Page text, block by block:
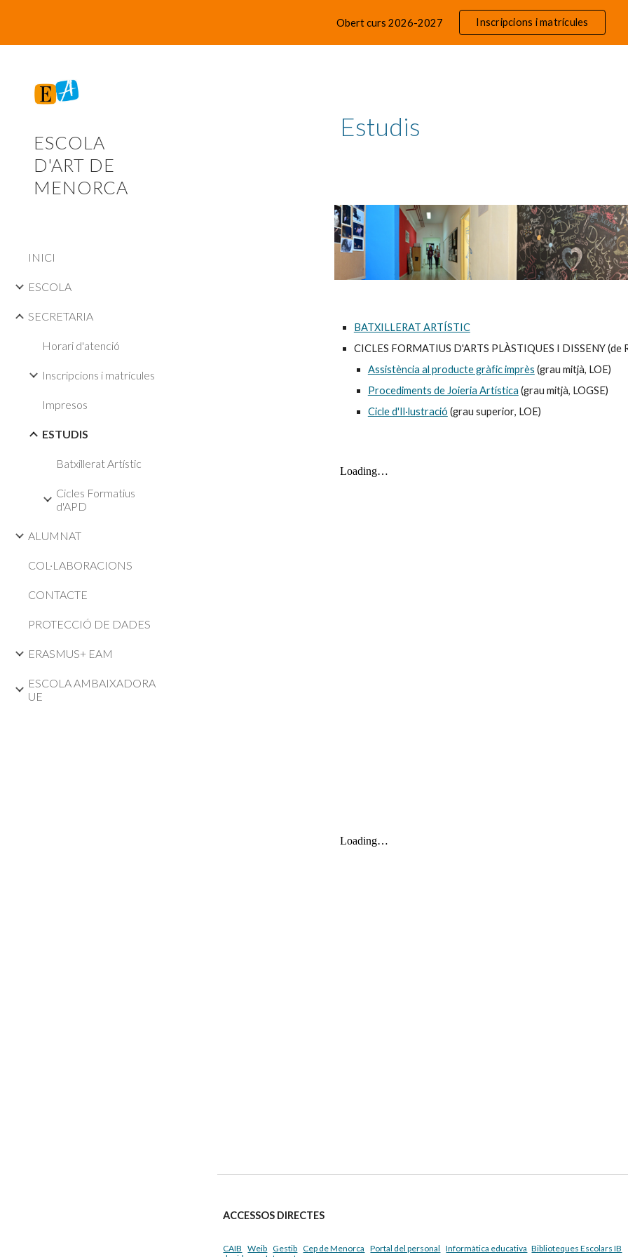
Skip to main content Skip to
Obert curs 2026-2027 Inscripcions i matrícules
ESCOLA
D'ART DE
MENORCA
INICI
ESCOLA
SECRETARIA
Horari d'atenció
Inscripcions i matrícules
Impresos
ESTUDIS
Batxillerat Artístic
Cicles Formatius
d'APD
ALUMNAT
COL·LABORACIONS
CONTACTE
PROTECCIÓ DE DADES
ERASMUS+ EAM
ESCOLA AMBAIXADORA
UE
Estudis
BATXILLERAT ARTÍSTIC
CICLES FORMATIUS D'ARTS PLÀSTIQUES I DISSENY (de
Assistència al producte gràfic imprès (grau mitjà, LOE)
Procediments de Joieria Artística (grau mitjà, LOGSE)
Cicle d'Il·lustració (grau superior, LOE)
ACCESSOS DIRECTES
CAIB Weib Gestib Cep de Menorca Portal del personal Informàtica educativa Biblioteques Escolars IB